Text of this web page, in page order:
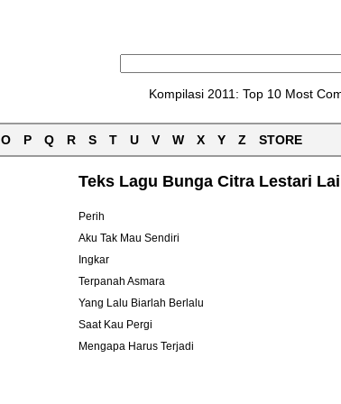
Kompilasi 2011: Top 10 Most
O P Q R S T U V W X Y Z STORE
Teks Lagu Bunga Citra Lestari
Perih
Aku Tak Mau Sendiri
Ingkar
Terpanah Asmara
Yang Lalu Biarlah Berlalu
Saat Kau Pergi
Mengapa Harus Terjadi